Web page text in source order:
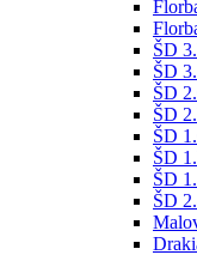
ŠD
ŠD
ŠD
ŠD
ŠD
ŠD
ŠD
ŠD